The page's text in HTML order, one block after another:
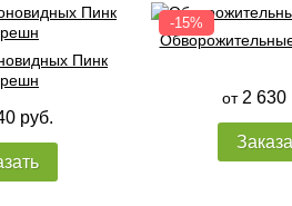
Пинк
руб.
от 2 630